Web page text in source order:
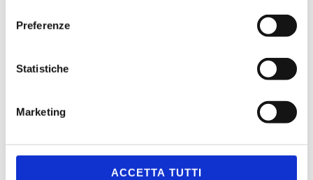
Preferenze
Statistiche
Marketing
ACCETTA TUTTI
Termine per adeguamento cookie